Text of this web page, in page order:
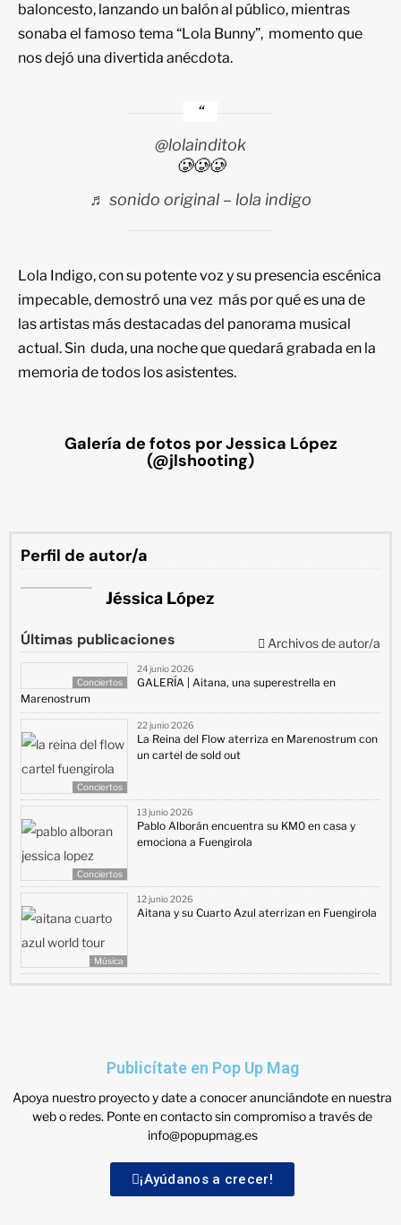
baloncesto, lanzando un balón al público, mientras
sonaba el famoso tema “Lola Bunny”, momento que
nos dejó una divertida anécdota.
@lolainditok
🥲🥲🥲
♬ sonido original – lola indigo
Lola Indigo, con su potente voz y su presencia escénica
impecable, demostró una vez más por qué es una de
las artistas más destacadas del panorama musical
actual. Sin duda, una noche que quedará grabada en la
memoria de todos los asistentes.
Galería de fotos por Jessica López
(@jlshooting)
Perfil de autor/a
Jéssica López
Últimas publicaciones Archivos de autor/a
Conciertos
24 junio 2026
GALERÍA | Aitana, una superestrella en
Marenostrum
Conciertos
22 junio 2026
La Reina del Flow aterriza en Marenostrum con
un cartel de sold out
Conciertos
13 junio 2026
Pablo Alborán encuentra su KM0 en casa y
emociona a Fuengirola
Música
12 junio 2026
Aitana y su Cuarto Azul aterrizan en Fuengirola
Publicítate en Pop Up Mag
Apoya nuestro proyecto y date a conocer anunciándote en nuestra
web o redes. Ponte en contacto sin compromiso a través de
info@popupmag.es
¡Ayúdanos a crecer!